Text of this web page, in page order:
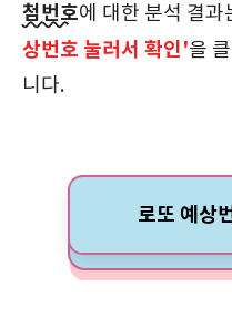
첨번호에 대한 분석 결
상번호 눌러서 확인'을
니다.
로또 예상